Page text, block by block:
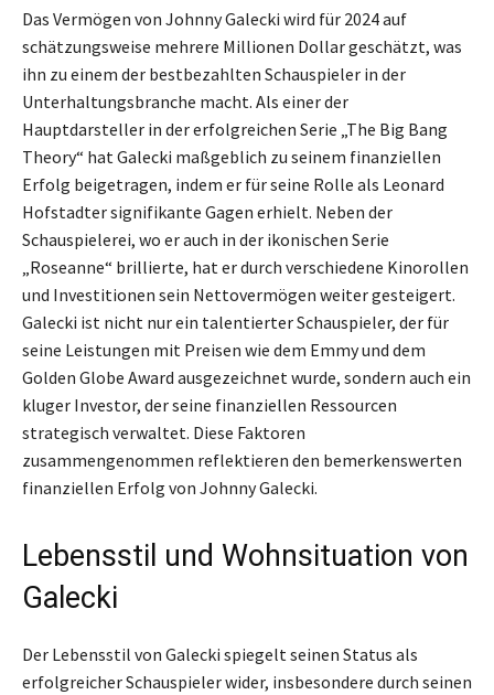
Das Vermögen von Johnny Galecki wird für 2024 auf
schätzungsweise mehrere Millionen Dollar geschätzt, was
ihn zu einem der bestbezahlten Schauspieler in der
Unterhaltungsbranche macht. Als einer der
Hauptdarsteller in der erfolgreichen Serie „The Big Bang
Theory“ hat Galecki maßgeblich zu seinem finanziellen
Erfolg beigetragen, indem er für seine Rolle als Leonard
Hofstadter signifikante Gagen erhielt. Neben der
Schauspielerei, wo er auch in der ikonischen Serie
„Roseanne“ brillierte, hat er durch verschiedene Kinorollen
und Investitionen sein Nettovermögen weiter gesteigert.
Galecki ist nicht nur ein talentierter Schauspieler, der für
seine Leistungen mit Preisen wie dem Emmy und dem
Golden Globe Award ausgezeichnet wurde, sondern auch ein
kluger Investor, der seine finanziellen Ressourcen
strategisch verwaltet. Diese Faktoren
zusammengenommen reflektieren den bemerkenswerten
finanziellen Erfolg von Johnny Galecki.
Lebensstil und Wohnsituation von
Galecki
Der Lebensstil von Galecki spiegelt seinen Status als
erfolgreicher Schauspieler wider, insbesondere durch seinen